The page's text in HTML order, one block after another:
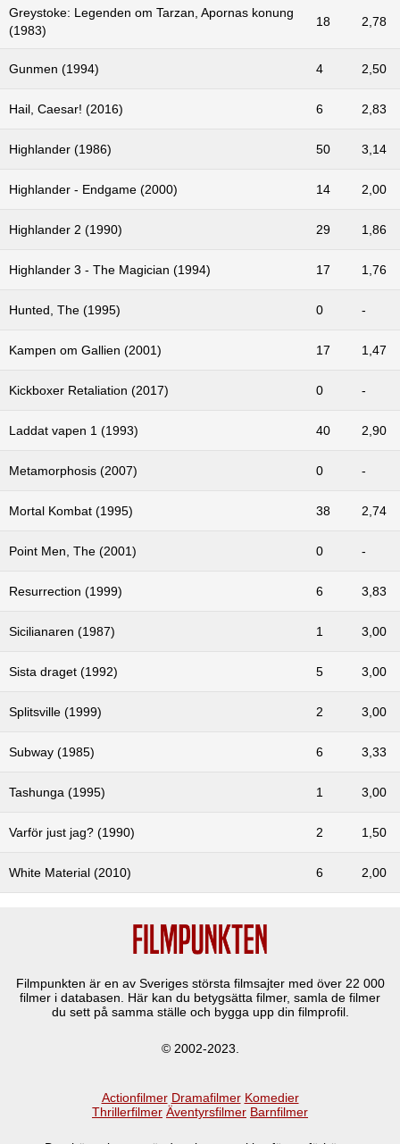
Greystoke: Legenden om Tarzan, Apornas konung
(1983)
18 2,78
Gunmen (1994) 4 2,50
Hail, Caesar! (2016) 6 2,83
Highlander (1986) 50 3,14
Highlander - Endgame (2000) 14 2,00
Highlander 2 (1990) 29 1,86
Highlander 3 - The Magician (1994) 17 1,76
Hunted, The (1995) 0 -
Kampen om Gallien (2001) 17 1,47
Kickboxer Retaliation (2017) 0 -
Laddat vapen 1 (1993) 40 2,90
Metamorphosis (2007) 0 -
Mortal Kombat (1995) 38 2,74
Point Men, The (2001) 0 -
Resurrection (1999) 6 3,83
Sicilianaren (1987) 1 3,00
Sista draget (1992) 5 3,00
Splitsville (1999) 2 3,00
Subway (1985) 6 3,33
Tashunga (1995) 1 3,00
Varför just jag? (1990) 2 1,50
White Material (2010) 6 2,00
Filmpunkten är en av Sveriges största filmsajter med över 22 000
filmer i databasen. Här kan du betygsätta filmer, samla de filmer
du sett på samma ställe och bygga upp din filmprofil.
© 2002-2023.
Actionfilmer Dramafilmer Komedier
Thrillerfilmer Äventyrsfilmer Barnfilmer